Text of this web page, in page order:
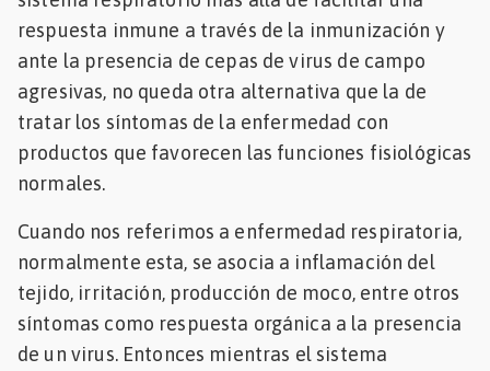
respuesta inmune a través de la inmunización y
ante la presencia de cepas de virus de campo
agresivas, no queda otra alternativa que la de
tratar los síntomas de la enfermedad con
productos que favorecen las funciones fisiológicas
normales.
Cuando nos referimos a enfermedad respiratoria,
normalmente esta, se asocia a inflamación del
tejido, irritación, producción de moco, entre otros
síntomas como respuesta orgánica a la presencia
de un virus. Entonces mientras el sistema